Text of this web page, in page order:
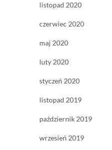
listopad 2020
czerwiec 2020
maj 2020
luty 2020
styczeń 2020
listopad 2019
październik 2019
wrzesień 2019